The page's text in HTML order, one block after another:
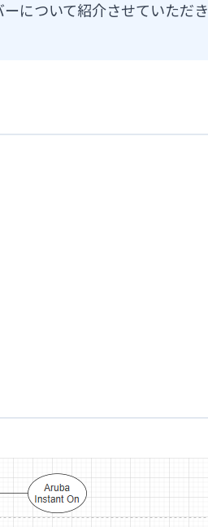
について紹介させていただき